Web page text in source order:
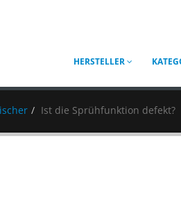
HERSTELLER
Ist die Sprühfunktion defekt?